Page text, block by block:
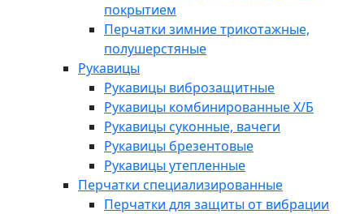
покрытием
Перчатки зимние трикотажные,
полушерстяные
Рукавицы
Рукавицы виброзащитные
Рукавицы комбинированные Х/Б
Рукавицы суконные, вачеги
Рукавицы брезентовые
Рукавицы утепленные
Перчатки специализированные
Перчатки для защиты от вибрации